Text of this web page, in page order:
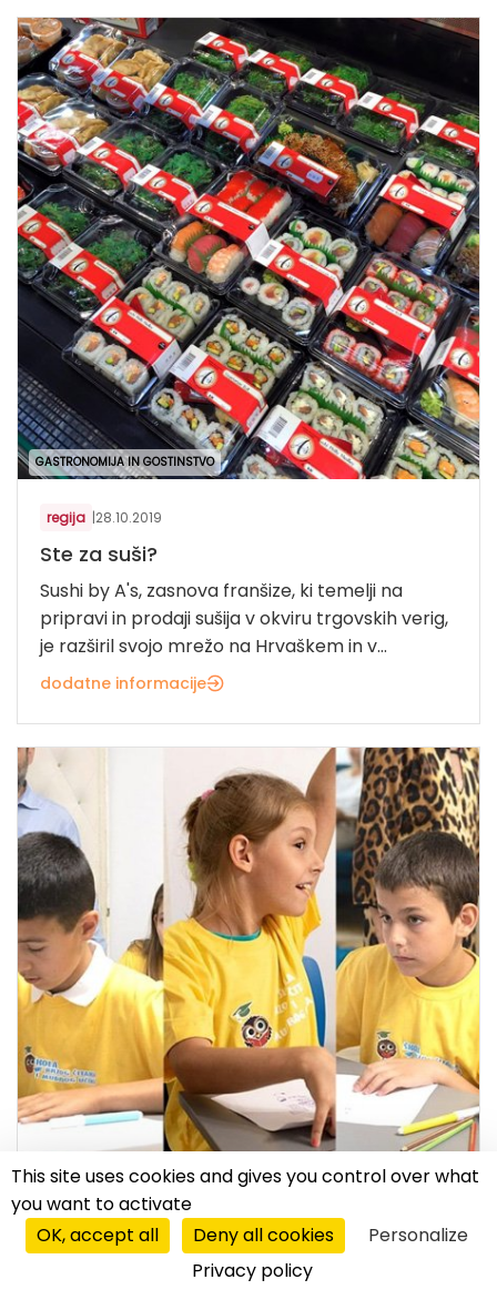
GASTRONOMIJA IN GOSTINSTVO
regija |28.10.2019
Ste za suši?
Sushi by A's, zasnova franšize, ki temelji na
pripravi in prodaji sušija v okviru trgovskih verig,
je razširil svojo mrežo na Hrvaškem in v...
dodatne informacije
regija |16.08.2019
S “hitrim branjem” do lastnega posla
This site uses cookies and gives you control over what
you want to activate
OK, accept all
Deny all cookies
Personalize
Privacy policy